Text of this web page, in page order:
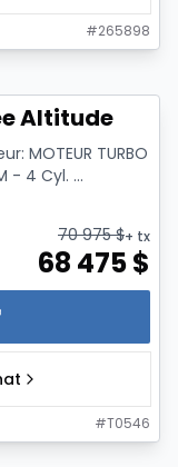
#265898
Altitude
MOTEUR TURBO
- 4 Cyl. ...
70 975$+ tx
68 475$
#T0546